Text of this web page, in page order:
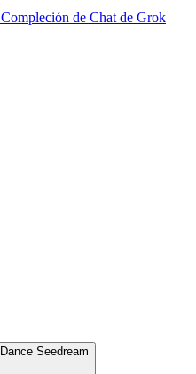
de Chat de Grok
Seedream